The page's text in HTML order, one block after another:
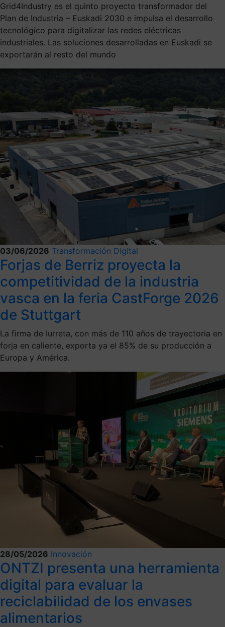
Grid4Industry es el quinto proyecto transformador del
Plan de Industria – Euskadi 2030 e impulsa el desarrollo
tecnológico para digitalizar las redes eléctricas
industriales. Las soluciones desarrolladas en Euskadi se
exportarán al resto del mundo
03/06/2026 Transformación Digital
Forjas de Berriz proyecta la
competitividad de la industria
vasca en la feria CastForge 2026
de Stuttgart
La firma de Iurreta, con más de 110 años de trayectoria en
forja en caliente, exporta ya el 85% de su producción a
Europa y América.
28/05/2026 Innovación
ONTZI presenta una herramienta
digital para evaluar la
reciclabilidad de los envases
alimentarios